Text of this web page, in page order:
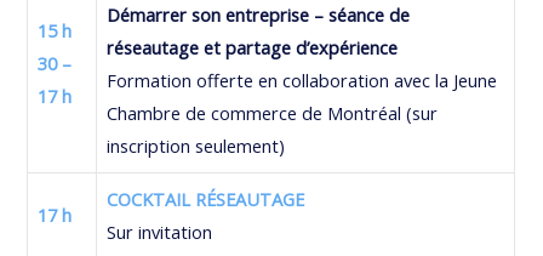
15 h
30 –
17 h
Démarrer son entreprise – séance de
réseautage et partage d’expérience
Formation offerte en collaboration avec la Jeune
Chambre de commerce de Montréal (sur
inscription seulement)
17 h
COCKTAIL RÉSEAUTAGE
Sur invitation